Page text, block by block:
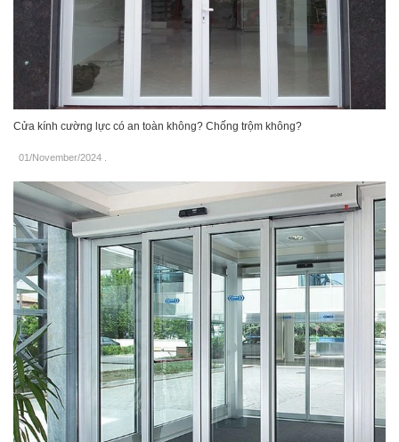
Cửa kính cường lực có an toàn không? Chống trộm không?
01/November/2024